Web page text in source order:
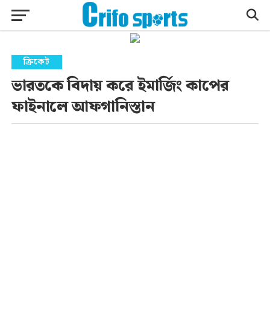
ক্রিকেট
ভারতকে বিদায় করে ইমার্জিং কাপের
ফাইনালে আফগানিস্তান